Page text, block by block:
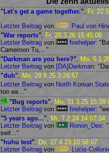
"Let's get a game together.", Fr,
Letzter Beitrag von
Paul von
"War reports", Fr, 20.3.26 15:45:08
Letzter Beitrag von firehelper:
Cameroon Tu,..."
"Darkman are you here?", Mo,
Letzter Beitrag von [DA]Darkman:
"duh", Mo, 29.9.25 3:26:57
Letzter Beitrag von North Korean
too ea..."
"Bug reports", Mo, 31.3.25
Letzter Beitrag von firehelper:
"5 years ago...", Mi, 7.2.24 14:07:34
Letzter Beitrag von Ronon_Dex:
seit..."
"huhu test", Do, 27.4.23 10:58:07
Letzter Beitrag von
Lucio